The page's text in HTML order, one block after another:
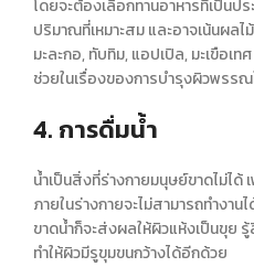
โดยจะต้องเลือกทานอาหารที่เป็นป
ปริมาณที่เหมาะสม และอาจเน้นผล
มะละกอ, ทับทิม, แอปเปิล, มะเขือเ
ช่วยในเรื่องของการบำรุงผิวพรร
4. การดื่มน้ำ
น้ำเป็นสิ่งที่ร่างกายมนุษย์ขาดไม่ได้
ภายในร่างกายจะไม่สามารถทำงา
ขาดน้ำก็จะส่งผลให้ผิวแห้งเป็นขุย
ทำให้ผิวมีรูขุมขนกว้างได้อีกด้วย